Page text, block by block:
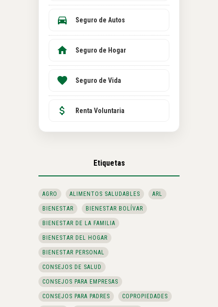
Seguro de Autos
Seguro de Hogar
Seguro de Vida
Renta Voluntaria
Etiquetas
AGRO ALIMENTOS SALUDABLES ARL
BIENESTAR BIENESTAR BOLÍVAR
BIENESTAR DE LA FAMILIA
BIENESTAR DEL HOGAR
BIENESTAR PERSONAL
CONSEJOS DE SALUD
CONSEJOS PARA EMPRESAS
CONSEJOS PARA PADRES COPROPIEDADES